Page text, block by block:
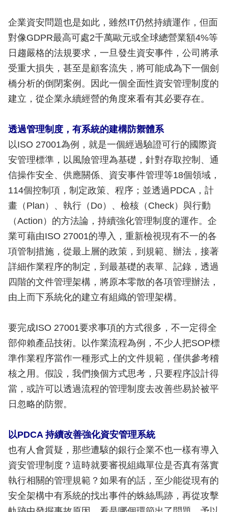
企業資安問題也是如此，雖然IT仍然持續運作，但面
對像GDPR最高可處2千萬歐元或全球總營業額4%等
日趨嚴格的法規要求，一旦發生資安事件，公司將承
受重大損失，甚至是顧客流失，將可能成為下一個劍
橋分析的倒閉案例。因此一個全面性資安管理制度的
建立，從企業永續經營的角度來看有其必要存在。
透過管理制度，有系統的建構防禦體系
以ISO 27001為例，就是一個經過驗證可行的國際資
安管理標準，以風險管理為基礎，針對存取控制、通
信操作安全、供應關係、資安事件管理等18個領域，
114個控制項，制定政策、程序；並透過PDCA，計
畫（Plan）、執行（Do）、檢核（Check）與行動
（Action）的方法論，持續強化管理制度的運作。企
業可藉由ISO 27001的導入，重新檢視現有不一的各
項管制措施，從最上層的政策，到規範、辦法，接著
詳細作業程序的制定，到最基礎的表單、記錄，透過
四階的文件管理架構，將原本零散的各項管理辦法，
由上而下系統化的建立有組織的管理架構。
要完成ISO 27001要求事項的方式很多，不一定得全
部仰賴產品技術。以作業流程為例，不少人把SOP標
準作業程序當作一種形式上的文件規範，僅供參考稽
核之用。假設，我們換個方式思考，只要程序設計得
當，或許可以透過流程的管理制度去改善些易於被平
日忽略的防禦。
以PDCA 持續改善強化資安管理系統
也有人會質疑，那些遭駭的銀行企業不也一樣有導入
資安管理制度？這時就要審視組織單位是否真有落實
執行相關的管理規範？如果有的話，至少能從現有的
安全架構中有系統的找出事件的蛛絲馬跡，再從攻擊